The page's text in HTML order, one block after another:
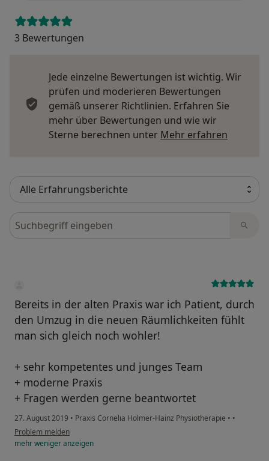
3 Bewertungen
Jede einzelne Bewertungen ist wichtig. Wir
prüfen und moderieren Bewertungen
gemäß unserer Richtlinien. Erfahren Sie
mehr über Bewertungen und wie wir
Sterne berechnen unter Mehr erfahren
Bewertungen durchsuchen
Bereits in der alten Praxis war ich Patient, durch
den Umzug in die neuen Räumlichkeiten fühlt
man sich gleich noch wohler!
+ sehr kompetentes und junges Team
+ moderne Praxis
+ Fragen werden gerne beantwortet
27. August 2019 • Praxis Cornelia Holmer-Hainz Physiotherapie • •
Problem melden
mehrwenigeranzeigen